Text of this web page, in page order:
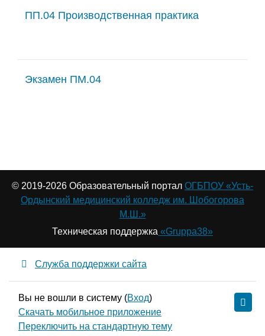
ПП.04 Производственная практика
Экзамен ПМ.04
© 2019-2026 Образовательный портал ОГБПОУ «Усть-
Ордынский медицинский колледж им. Шобогорова
М.Ш.»
Техническая поддержка «Gruppa38»
Служба поддержки сайта
Вы не вошли в систему (Вход)
Скачать мобильное приложение
Переключить на стандартную тему